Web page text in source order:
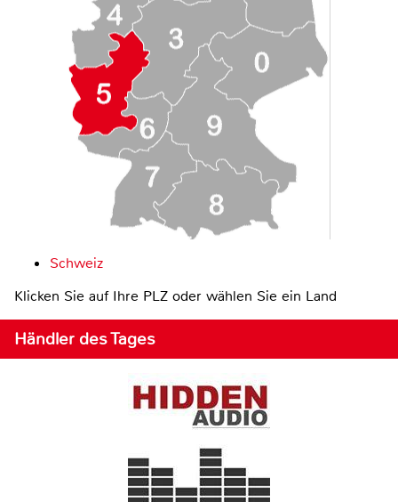
Schweiz
Klicken Sie auf Ihre PLZ oder wählen Sie ein Land
Händler des Tages